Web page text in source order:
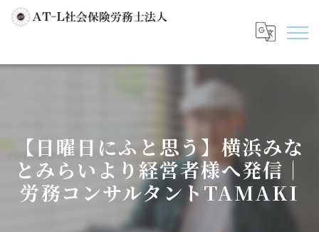
【日曜日にふと思う】横浜みな
とみらいより経営者様へ発信｜
労務コンサルタントTAMAKI